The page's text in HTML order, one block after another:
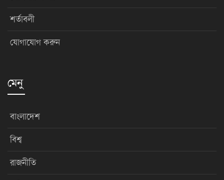
শর্তাবলী
যোগাযোগ করুন
মেনু
বাংলাদেশ
বিশ্ব
রাজনীতি